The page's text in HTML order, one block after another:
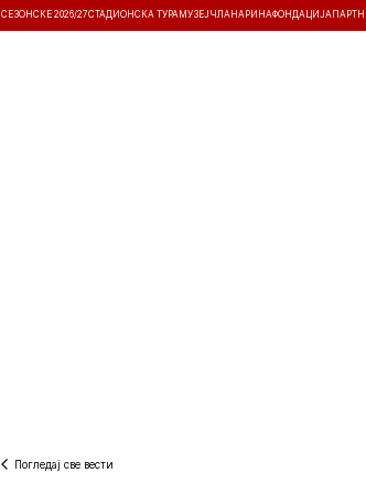
СЕЗОНСКЕ 2026/27СТАДИОНСКА ТУРА МУЗЕЈ ЧЛАНАРИНАФОНДАЦИЈА
Погледај све вести